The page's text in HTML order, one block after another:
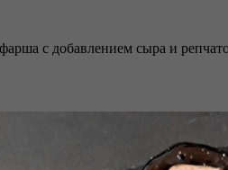
с добавлением сыра и